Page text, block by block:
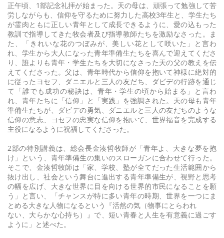
正午頃、1部記念礼拝が始まった。天の母は、頑張って勉強して苦
労しながらも、信仰を守るために努力した高校3年生と、学生たち
が霊肉ともに正しい青年として成長できるように、愛の込もった
教訓で指導してきた牧会者及び指導教師たちを激励なさった。ま
た、「きれいな花のつぼみが、美しい花として咲いた」と言わ
れ、学生から大人になった青年準備生たちを喜んで迎えてくださ
り、誰よりも青年・学生たちを大切になさった天の父の教えを伝
えてくださった。父は、青年時代から信仰を抱いて神様に絶対的
に従ったヨセフ、ダニエルと三人の友だち、ダビデの行跡を通じ
て「誰でも成功の秘訣は、青年・学生の頃から始まる」と言わ
れ、青年たちに「信仰」と「実践」を強調された。天の母も青年
準備生たちが、ダビデの勇気、ダニエルと三人の友だちのような
信仰の意志、ヨセフの忠実な信仰を抱いて、世界福音を完成する
主役になるように祝福してくださった。
2部の特別講義は、総会長金湊哲牧師が「青年よ、大きな夢を抱
け」という、青年準備生の集いのスローガンに合わせて行った。
そこで、金湊哲牧師は「家、学校、塾が全てだった生活範囲から
抜け出し、社会という舞台に進出する青年準備生が、視野と思考
の幅を広げ、大きな世界に目を向ける世界的市民になることを願
う」と言い、「チャンスが特に多い青年の時期、世界を一つにま
とめる大きな人物になるという『活然の気（物事にとらわれ
ない、大らかな心持ち）』で、短い青春と人生を有意義に過ごす
ように」と述べた。